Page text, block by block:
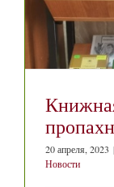
20 апреля, 2023 |
Новости